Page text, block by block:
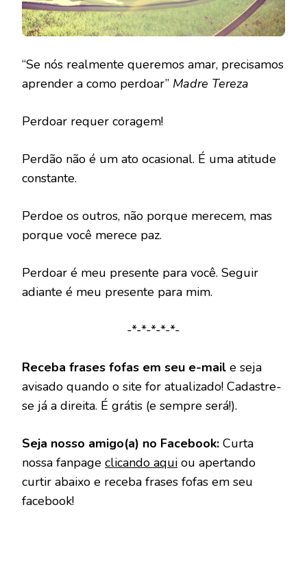
“Se nós realmente queremos amar, precisamos
aprender a como perdoar” Madre Tereza
Perdoar requer coragem!
Perdão não é um ato ocasional. É uma atitude
constante.
Perdoe os outros, não porque merecem, mas
porque você merece paz.
Perdoar é meu presente para você. Seguir
adiante é meu presente para mim.
-*-*-*-*-*-
Receba frases fofas em seu e-mail e seja
avisado quando o site for atualizado! Cadastre-
se já a direita. É grátis (e sempre será!).
Seja nosso amigo(a) no Facebook: Curta
nossa fanpage clicando aqui ou apertando
curtir abaixo e receba frases fofas em seu
facebook!